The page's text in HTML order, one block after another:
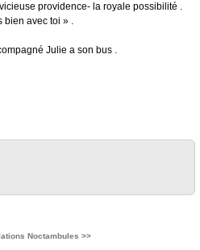
providence- la royale possibilité .
bien avec toi » .
Julie a son bus .
Noctambules >>